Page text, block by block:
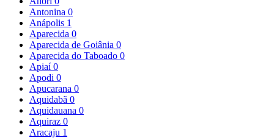
Antonina 0
Anápolis 1
Aparecida 0
Aparecida de Goiânia 0
Aparecida do Taboado 0
Apiaí0
Apodi 0
Apucarana 0
Aquidabã 0
Aquidauana 0
Aquiraz 0
Aracaju 1